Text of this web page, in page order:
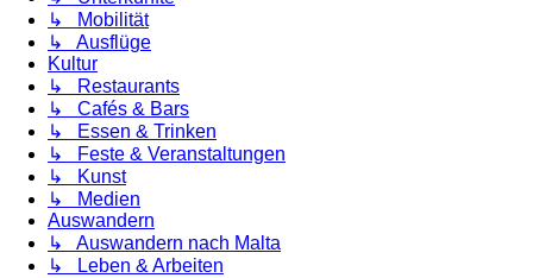
↳ Mobilität
↳ Ausflüge
Kultur
↳ Restaurants
↳ Cafés & Bars
↳ Essen & Trinken
↳ Feste & Veranstaltungen
↳ Kunst
↳ Medien
Auswandern
↳ Auswandern nach Malta
↳ Leben & Arbeiten